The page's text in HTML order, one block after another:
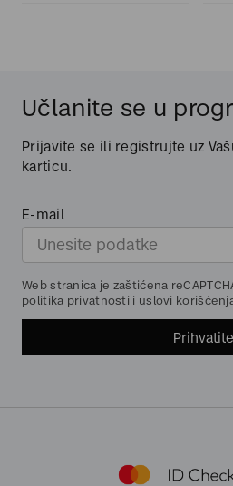
Učlanite se u
Prijavite se ili registrujte uz
karticu.
E-mail
Web stranica je zaštićena
politika privatnosti i uslovi
Prihvatite